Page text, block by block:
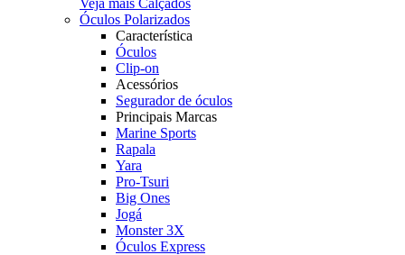
Veja mais Calçados
Óculos Polarizados
Característica
Óculos
Clip-on
Acessórios
Segurador de óculos
Principais Marcas
Marine Sports
Rapala
Yara
Pro-Tsuri
Big Ones
Jogá
Monster 3X
Óculos Express